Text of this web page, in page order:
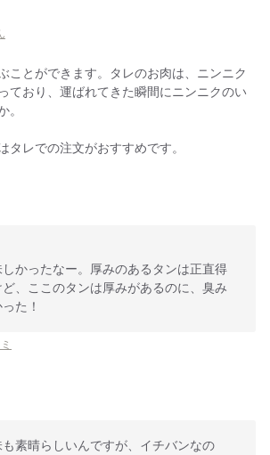
ことができます。タレのお肉は、ニンニク
ており、運ばれてきた瞬間にニンニクのい
。
タレでの注文がおすすめです。
かったなー。厚みのあるタンは正直得
、ここのタンは厚みがあるのに、臭み
た！
素晴らしいんですが、イチバンなの